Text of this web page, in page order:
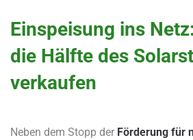
Einspeisung ins
die Hälfte des
verkaufen
Neben dem Stopp der Förderung für